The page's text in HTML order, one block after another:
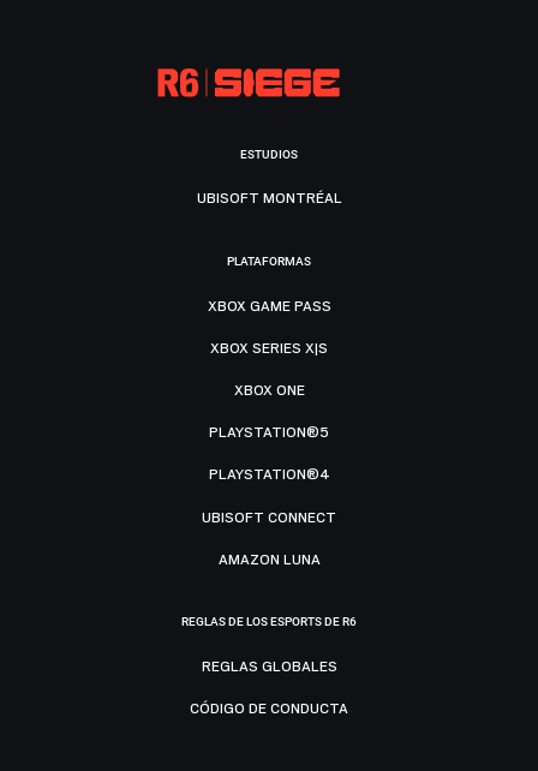
ESTUDIOS
UBISOFT MONTRÉAL
PLATAFORMAS
XBOX GAME PASS
XBOX SERIES X|S
XBOX ONE
PLAYSTATION®5
PLAYSTATION®4
UBISOFT CONNECT
AMAZON LUNA
REGLAS DE LOS ESPORTS DE R6
REGLAS GLOBALES
CÓDIGO DE CONDUCTA